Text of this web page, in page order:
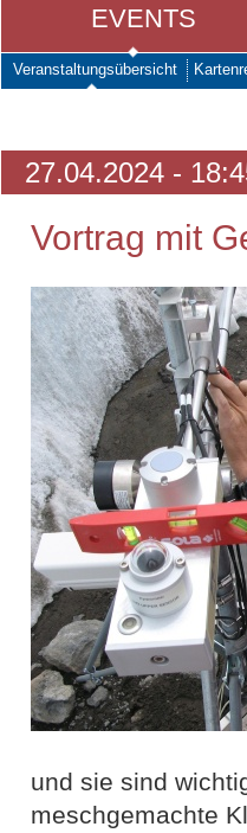
EVENTS
Veranstaltungsübersicht
27.04.2024 -
Vortrag mit
und sie sind
meschgemachte